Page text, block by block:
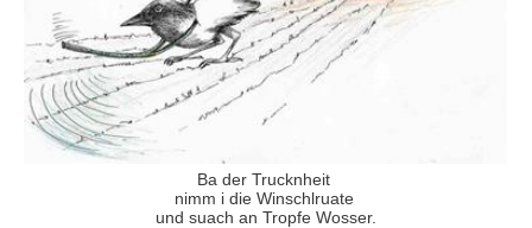
Ba der Trucknheit
nimm i die Winschlruate
und suach an Tropfe Wosser.